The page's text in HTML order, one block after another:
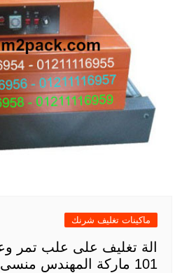
ماكينات تغليف شرنك
الة تغليف على علب تمر
101 ماركة المهندس منسى